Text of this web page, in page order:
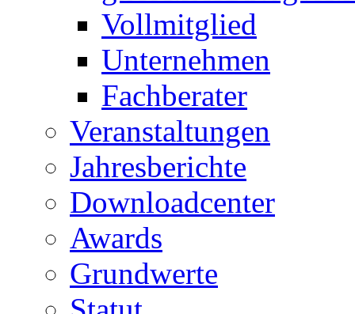
Vollmitglied
Unternehmen
Fachberater
Veranstaltungen
Jahresberichte
Downloadcenter
Awards
Grundwerte